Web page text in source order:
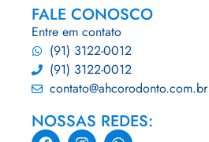
FALE CONOSCO
Entre em contato
(91) 3122-0012
(91) 3122-0012
contato@ahcorodonto.com.br
NOSSAS REDES: